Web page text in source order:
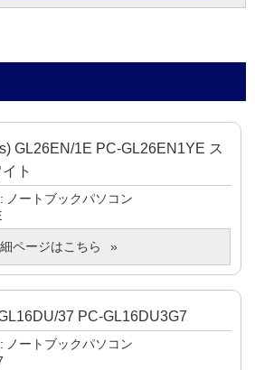
GL26EN/1E PC-GL26EN1YE ス
ト
ノートブックパソコン
ページはこちら
37 PC-GL16DU3G7
ノートブックパソコン